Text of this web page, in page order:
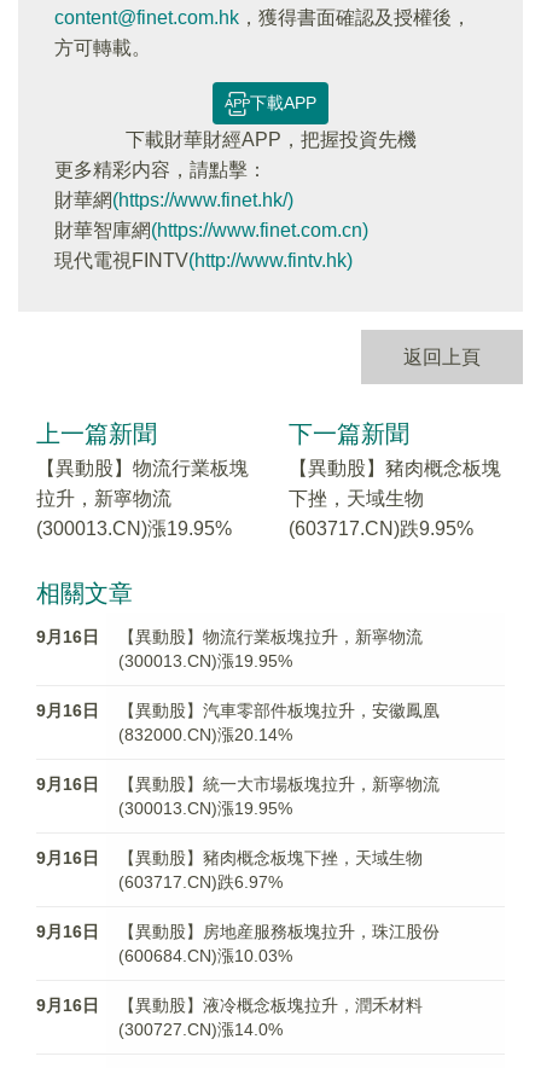
content@finet.com.hk ，獲得書面確認及授權後，
方可轉載。
下載APP
下載財華財經APP，把握投資先機
更多精彩内容，請點擊：
財華網(https://www.finet.hk/)
財華智庫網(https://www.finet.com.cn)
現代電視FINTV(http://www.fintv.hk)
返回上頁
上一篇新聞
【異動股】物流行業板塊
拉升，新寧物流
(300013.CN)漲19.95%
下一篇新聞
【異動股】豬肉概念板塊
下挫，天域生物
(603717.CN)跌9.95%
相關文章
9月16日
【異動股】物流行業板塊拉升，新寧物流
(300013.CN)漲19.95%
9月16日
【異動股】汽車零部件板塊拉升，安徽鳳凰
(832000.CN)漲20.14%
9月16日
【異動股】統一大市場板塊拉升，新寧物流
(300013.CN)漲19.95%
9月16日
【異動股】豬肉概念板塊下挫，天域生物
(603717.CN)跌6.97%
9月16日
【異動股】房地産服務板塊拉升，珠江股份
(600684.CN)漲10.03%
9月16日
【異動股】液冷概念板塊拉升，潤禾材料
(300727.CN)漲14.0%